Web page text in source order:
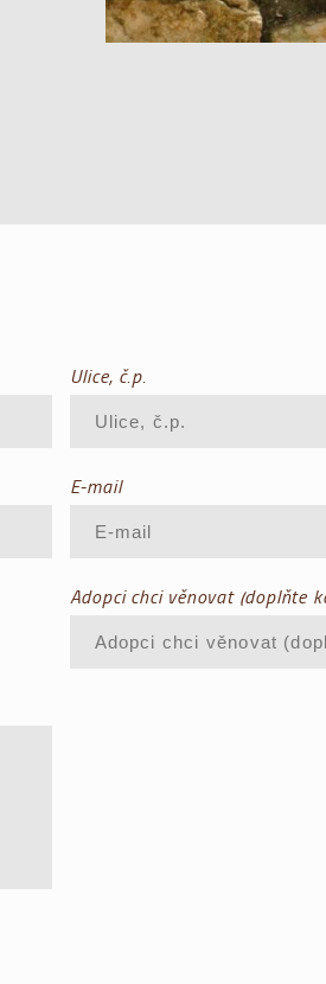
Ulice, č.p.
E-mail
Adopci chci věnovat (doplňte